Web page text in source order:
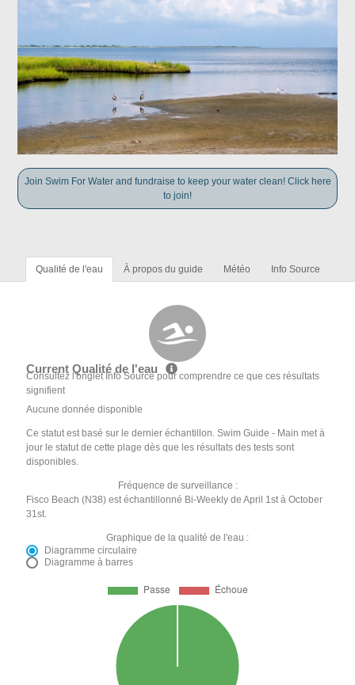
Join Swim For Water and fundraise to keep your water clean! Click here
to join!
Qualité de l'eau À propos du guide Météo Info Source
Current Qualité de l'eau
Consultez l'onglet Info Source pour comprendre ce que ces résultats
signifient
Aucune donnée disponible
Ce statut est basé sur le dernier échantillon. Swim Guide - Main met à
jour le statut de cette plage dès que les résultats des tests sont
disponibles.
Fréquence de surveillance :
Fisco Beach (N38) est échantillonné Bi-Weekly de April 1st à October
31st.
Graphique de la qualité de l'eau :
Diagramme circulaire
Diagramme à barres